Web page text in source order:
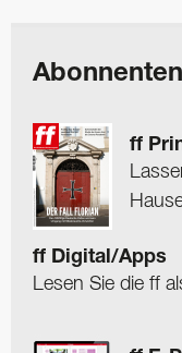
ff
ff Digital/Apps
Lesen Sie die ff